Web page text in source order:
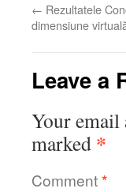
← Rezultatele
dimensiune
Leave a
Your email
marked *
Comment*